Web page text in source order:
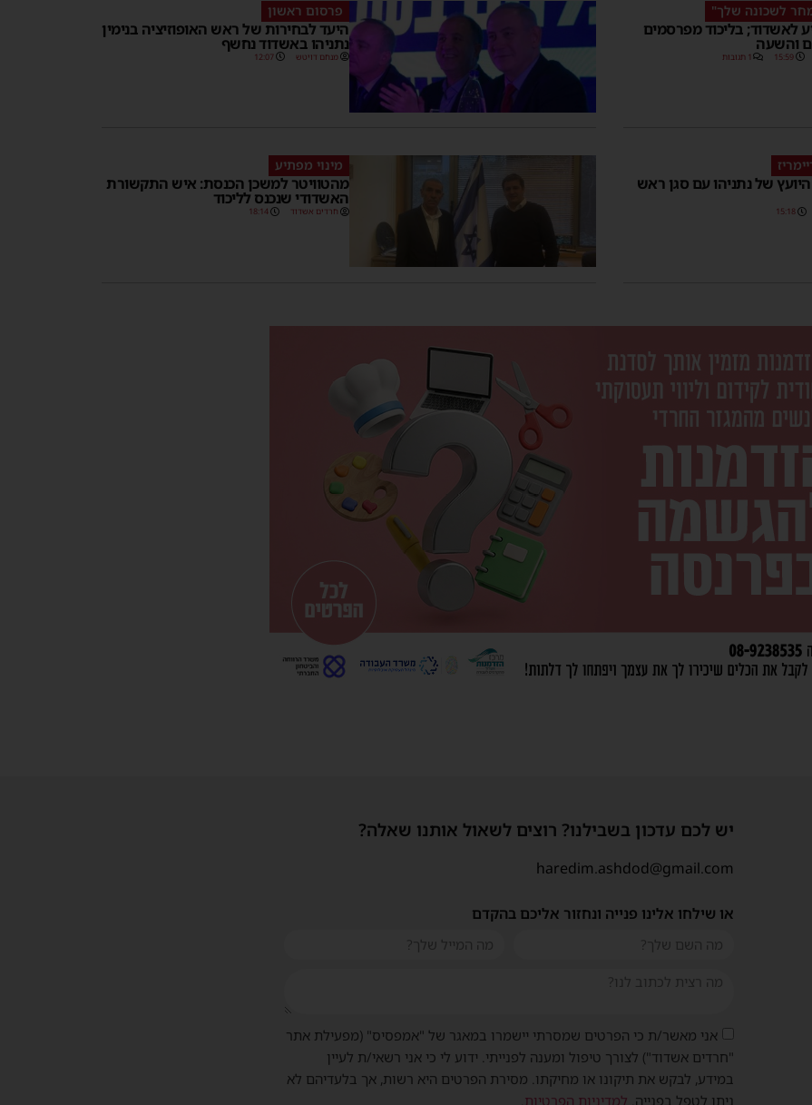
לשכונה שלך"
לאשדוד; בליכוד מפרסמים
והשעה
15:59 1 תגובות
פרסום ראשון
היעד לבחירות של ראש האופוזיציה בנימין
נתניהו באשדוד נחשף
מנחם דויטש 12:07
של נתניהו עם סגן ראש
15:18
מינוי מפתיע
מהטוויטר למשכן הכנסת: איש התקשורת
האשדודי שנכנס לליכוד
חרדים אשדוד 18:14
יש לכם עדכון בשבילנו? רוצים לשאול אותנו שאלה?
haredim.ashdod@gmail.com
או שילחו אלינו פנייה ונחזור אליכם בהקדם
אני מאשר/ת כי הפרטים שמסרתי יישמרו במאגר של "אמפסיס" (מפעילת אתר
"חרדים אשדוד") לצורך טיפול ומענה לפנייתי. ידוע לי כי אני רשאי/ת לעיין
במידע, לבקש את תיקונו או מחיקתו. מסירת הפרטים היא רשות, אך בלעדיהם לא
ניתן לטפל בפנייה. למדיניות הפרטיות